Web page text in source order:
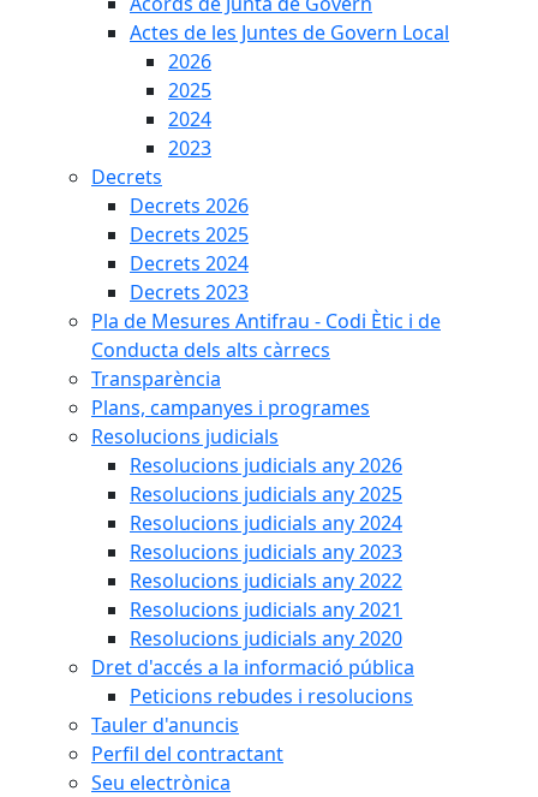
Actes de les Juntes de Govern Local
2026
2025
2024
2023
Decrets
Decrets 2026
Decrets 2025
Decrets 2024
Decrets 2023
Pla de Mesures Antifrau - Codi Ètic i de
Conducta dels alts càrrecs
Transparència
Plans, campanyes i programes
Resolucions judicials
Resolucions judicials any 2026
Resolucions judicials any 2025
Resolucions judicials any 2024
Resolucions judicials any 2023
Resolucions judicials any 2022
Resolucions judicials any 2021
Resolucions judicials any 2020
Dret d'accés a la informació pública
Peticions rebudes i resolucions
Tauler d'anuncis
Perfil del contractant
Seu electrònica